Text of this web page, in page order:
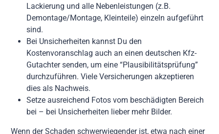
Lackierung und alle Nebenleistungen (z.B.
Demontage/Montage, Kleinteile) einzeln aufgeführt
sind.
Bei Unsicherheiten kannst Du den
Kostenvoranschlag auch an einen deutschen Kfz-
Gutachter senden, um eine “Plausibilitätsprüfung”
durchzuführen. Viele Versicherungen akzeptieren
dies als Nachweis.
Setze ausreichend Fotos vom beschädigten Bereich
bei – bei Unsicherheiten lieber mehr Bilder.
Wenn der Schaden schwerwiegender ist, etwa nach einer